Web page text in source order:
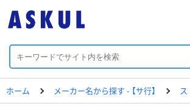
ホーム メーカー名から探す - 【サ行】 ス